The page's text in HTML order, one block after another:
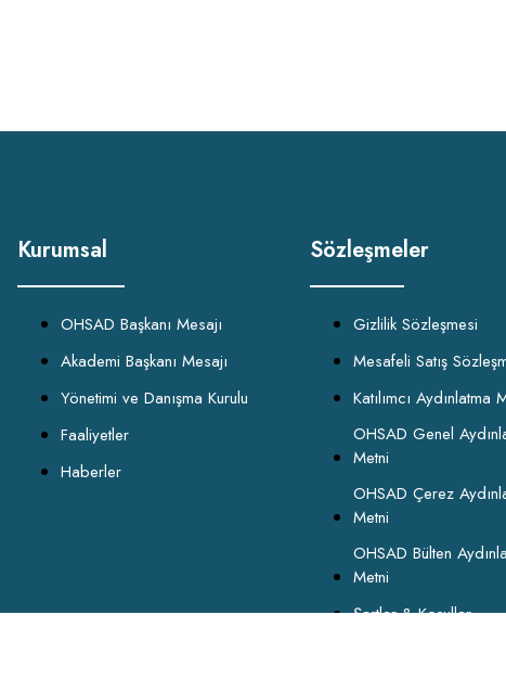
Kurumsal
OHSAD Başkanı Mesajı
Akademi Başkanı Mesajı
Yönetimi ve Danışma Kurulu
Faaliyetler
Haberler
Sözleşmeler
Gizlilik Sözleşmesi
Mesafeli Satış
Katılımcı Aydınlatma
OHSAD Genel
Metni
OHSAD Çerez
Metni
OHSAD Bülten
Metni
Şartlar & Koşullar